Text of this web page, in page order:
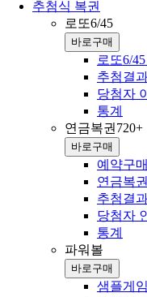
추첨식 복권
로또6/45
바로구매
로또6/
추첨결
당첨자
통계
연금복권720+
바로구매
예약구매
연금복
추첨결
당첨자
통계
파워볼
바로구매
샘플게임